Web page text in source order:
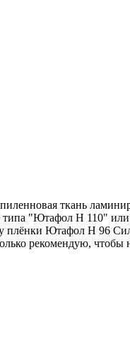
ткань
типа "Ютафол Н
Ютафол Н 96
рекомендую, чтобы